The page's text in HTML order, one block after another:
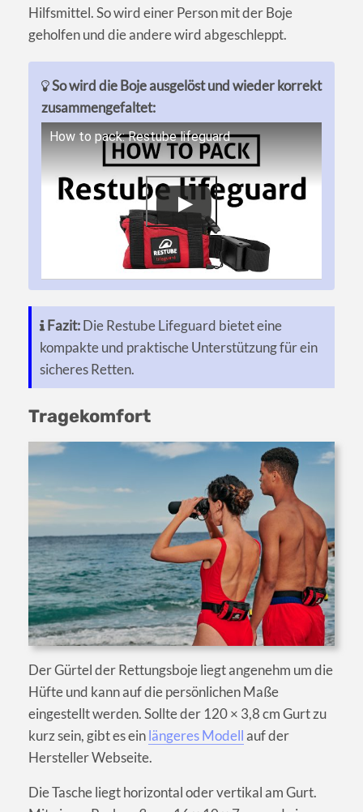
Hilfsmittel. So wird einer Person mit der Boje
geholfen und die andere wird abgeschleppt.
So wird die Boje ausgelöst und wieder korrekt
zusammengefaltet:
How to pack: Restube lifeguard
Fazit:Die Restube Lifeguard bietet eine
kompakte und praktische Unterstützung für ein
sicheres Retten.
Tragekomfort
Der Gürtel der Rettungsboje liegt angenehm um die
Hüfte und kann auf die persönlichen Maße
eingestellt werden. Sollte der 120 × 3,8 cm Gurt zu
kurz sein, gibt es einlängeres Modellauf der
Hersteller Webseite.
Die Tasche liegt horizontal oder vertikal am Gurt.